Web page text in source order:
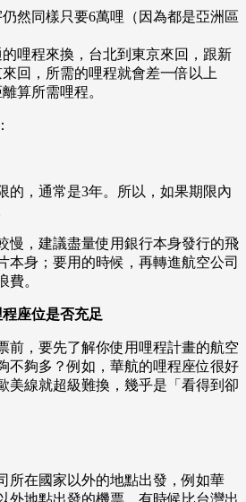
然同樣只要6萬哩（因為都是亞洲區
哩程來換，台北到東京來回，跟新
回，所需的哩程就會差一倍以上
算所需哩程。
的，通常是3年。所以，如果期限內
慢，建議盡量使用銀行本身發行的飛
本身；要用的時候，再轉進航空公司
費。
程座位是否充足
前，要先了解你使用哩程計畫的航空
不夠多？例如，華航的哩程座位很好
美線就超級難換，幾乎是「看得到卻
所在國家以外的地點出發，例如華
外地點出發的機票，有時候比台灣出